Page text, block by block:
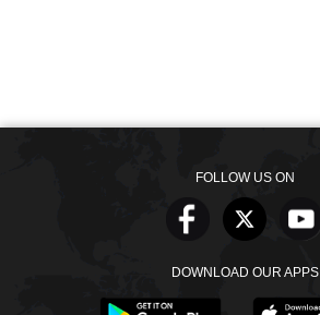
FOLLOW US ON
DOWNLOAD OUR APPS